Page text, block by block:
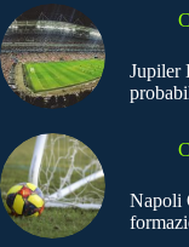
Jupiler
Napoli